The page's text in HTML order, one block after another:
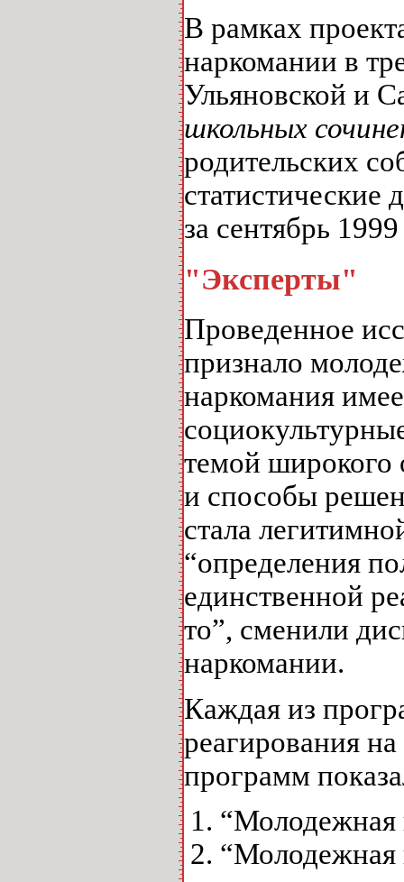
В рамках
наркомании в
Ульяновской и
школьных
родительских
статистические
за сентябрь
"Эксперты"
Проведенное
признало
наркомания
темой широкого
и способы
стала
“определения
единственной
то”, сменили
наркомании.
Каждая из
реагирования
программ
“Молодежная
“Молодежная